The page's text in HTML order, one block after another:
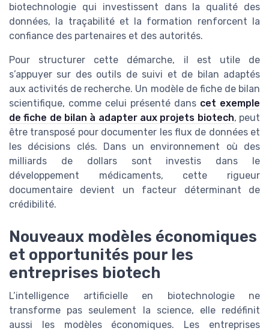
biotechnologie qui investissent dans la qualité des
données, la traçabilité et la formation renforcent la
confiance des partenaires et des autorités.
Pour structurer cette démarche, il est utile de
s’appuyer sur des outils de suivi et de bilan adaptés
aux activités de recherche. Un modèle de fiche de bilan
scientifique, comme celui présenté dans cet exemple
de fiche de bilan à adapter aux projets biotech, peut
être transposé pour documenter les flux de données et
les décisions clés. Dans un environnement où des
milliards de dollars sont investis dans le
développement médicaments, cette rigueur
documentaire devient un facteur déterminant de
crédibilité.
Nouveaux modèles économiques
et opportunités pour les
entreprises biotech
L’intelligence artificielle en biotechnologie ne
transforme pas seulement la science, elle redéfinit
aussi les modèles économiques. Les entreprises